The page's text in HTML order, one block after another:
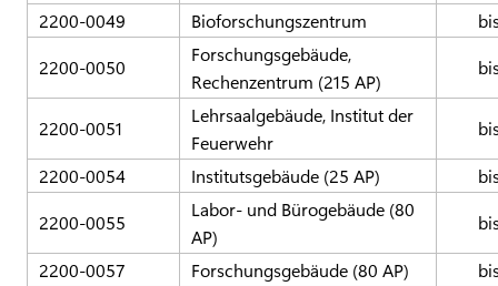
2200-0049 Bioforschungszentrum
2200-0050
Forschungsgebäude,
Rechenzentrum (215 AP)
2200-0051
Lehrsaalgebäude, Institut der
Feuerwehr
2200-0054 Institutsgebäude (25 AP)
2200-0055
Labor- und Bürogebäude (80
AP)
2200-0057 Forschungsgebäude (80 AP)